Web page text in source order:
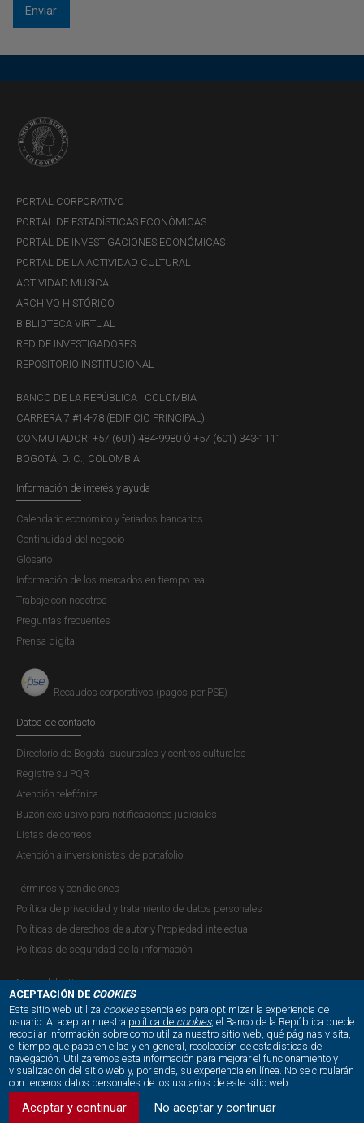
ACEPTACIÓN DE COOKIES
Este sitio web utiliza cookiesesenciales para optimizar la experiencia de
usuario. Al aceptar nuestra política de cookies, el Banco de la República puede
recopilar información sobre como utiliza nuestro sitio web, qué páginas visita,
el tiempo que pasa en ellas y en general, recolección de estadísticas de
navegación. Utilizaremos esta información para mejorar el funcionamiento y
visualización del sitio web y, por ende, su experiencia en línea. No se circularán
con terceros datos personales de los usuarios de este sitio web.
Aceptar y continuar No aceptar y continuar
PORTAL CORPORATIVO
PORTAL DE ESTADÍSTICAS ECONÓMICAS
PORTAL DE INVESTIGACIONES ECONÓMICAS
PORTAL DE LA ACTIVIDAD CULTURAL
ACTIVIDAD MUSICAL
ARCHIVO HISTÓRICO
BIBLIOTECA VIRTUAL
RED DE INVESTIGADORES
REPOSITORIO INSTITUCIONAL
BANCO DE LA REPÚBLICA | COLOMBIA
CARRERA 7 #14-78 (EDIFICIO PRINCIPAL)
CONMUTADOR: +57 (601) 484-9980 Ó +57 (601) 343-1111
BOGOTÁ, D. C., COLOMBIA
Información de interés y ayuda
Calendario económico y feriados bancarios
Continuidad del negocio
Glosario
Información de los mercados en tiempo real
Trabaje con nosotros
Preguntas frecuentes
Prensa digital
Recaudos corporativos (pagos por PSE)
Datos de contacto
Directorio de Bogotá, sucursales y centros culturales
Registre su PQR
Atención telefónica
Buzón exclusivo para notificaciones judiciales
Listas de correos
Atención a inversionistas de portafolio
Términos y condiciones
Política de privacidad y tratamiento de datos personales
Políticas de derechos de autor y Propiedad intelectual
Políticas de seguridad de la información
Mapa del sitio
NUESTRAS REDES SOCIALES: